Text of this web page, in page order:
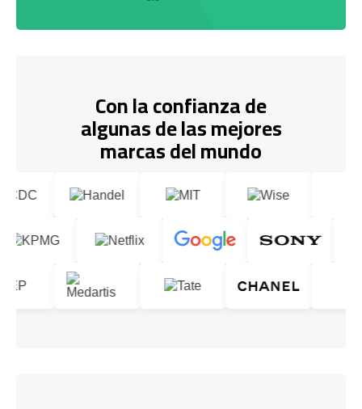
Con la confianza de
algunas de las mejores
marcas del mundo